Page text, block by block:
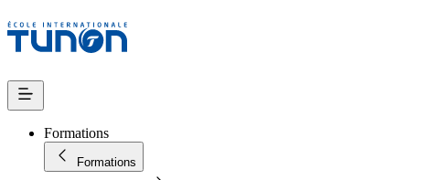
Formations
Formations